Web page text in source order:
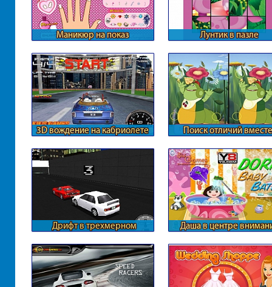
Маникюр на показ Лунтик в пазле
3D вождение на кабриолете
Поиск отличий
Дрифт в трехмерном
Даша в центре